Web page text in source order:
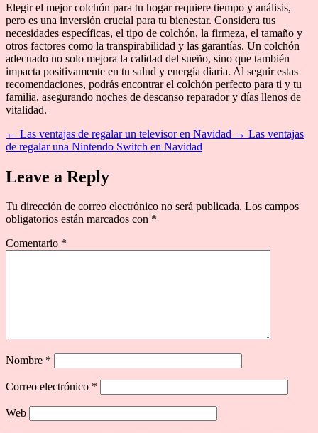
Elegir el mejor colchón para tu hogar requiere tiempo y análisis,
pero es una inversión crucial para tu bienestar. Considera tus
necesidades específicas, el tipo de colchón, la firmeza, el tamaño y
otros factores como la transpirabilidad y las garantías. Un colchón
adecuado no solo mejora la calidad del sueño, sino que también
impacta positivamente en tu salud y energía diaria. Al seguir estas
recomendaciones, podrás encontrar el colchón perfecto para ti y tu
familia, asegurando noches de descanso reparador y días llenos de
vitalidad.
← Las ventajas de regalar un televisor en Navidad → Las ventajas
de regalar una Nintendo Switch en Navidad
Leave a Reply
Tu dirección de correo electrónico no será publicada. Los campos
obligatorios están marcados con *
Comentario *
Nombre *
Correo electrónico *
Web